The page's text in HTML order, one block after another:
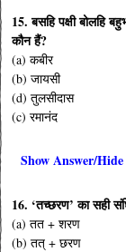
15. बसहि पक्षी बोलहि
कौन हैं?
(a) कबीर
(b) जायसी
(d) तुलसीदास
(c) रमानंद
Show Answer/Hide
16. ‘तच्छरण’ का सही
(a) तत + शरण
(b) तत् + छरण